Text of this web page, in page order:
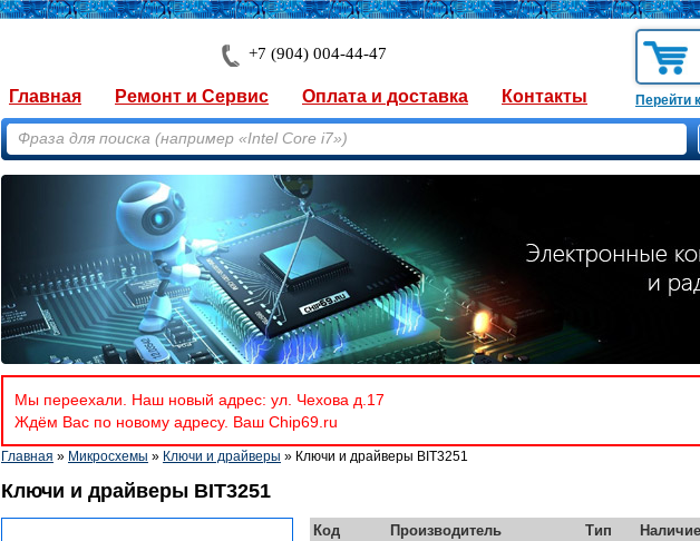
+7 (904) 004-44-47
Перейти
Главная Ремонт и Сервис Оплата и доставка Контакты
Мы переехали. Наш новый адрес: ул. Чехова д.17
Ждём Вас по новому адресу. Ваш Chip69.ru
Главная » Микросхемы » Ключи и драйверы » Ключи и драйверы BIT3251
Ключи и драйверы BIT3251
Код Производитель Тип Наличие